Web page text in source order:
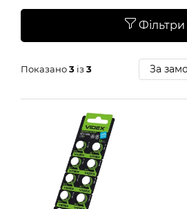
Фільтри
Показано3 із 3